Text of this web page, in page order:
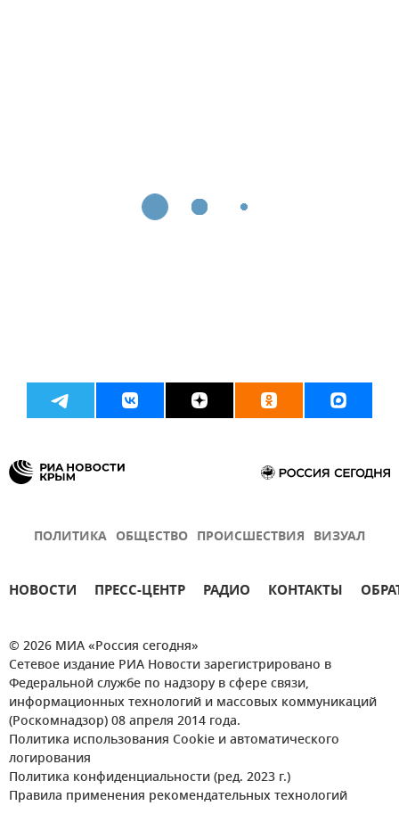
ПОЛИТИКА ОБЩЕСТВО ПРОИСШЕСТВИЯ ВИЗУАЛ
НОВОСТИ ПРЕСС-ЦЕНТР РАДИО КОНТАКТЫ
© 2026 МИА «Россия сегодня»
Сетевое издание РИА Новости зарегистрировано в
Федеральной службе по надзору в сфере связи,
информационных технологий и массовых коммуникаций
(Роскомнадзор) 08 апреля 2014 года.
Политика использования Cookie и автоматического
логирования
Политика конфиденциальности (ред. 2023 г.)
Правила применения рекомендательных технологий